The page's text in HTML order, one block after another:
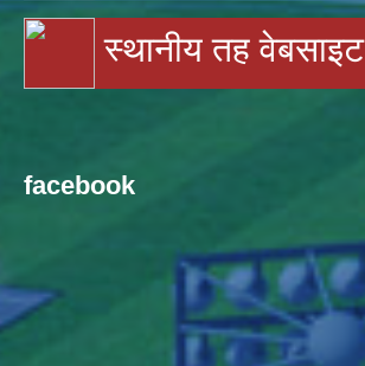
स्थानीय तह वेबसाइट
facebook